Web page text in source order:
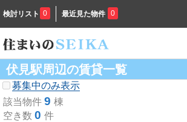
検討リスト 0 最近見た物件 0
伏見駅周辺の賃貸一覧
募集中のみ表示
該当物件 9 棟
空き数 0 件